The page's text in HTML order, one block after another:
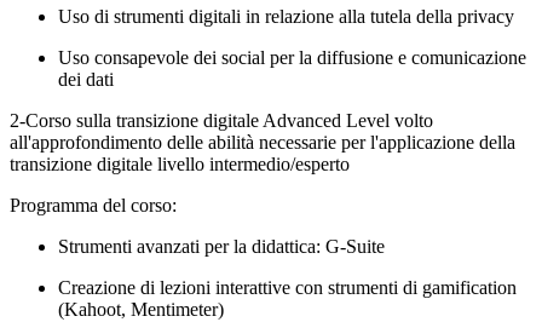
Uso di strumenti digitali in relazione alla tutela della privacy
Uso consapevole dei social per la diffusione e comunicazione
dei dati
2-Corso sulla transizione digitale Advanced Level volto
all'approfondimento delle abilità necessarie per l'applicazione della
transizione digitale livello intermedio/esperto
Programma del corso:
Strumenti avanzati per la didattica: G-Suite
Creazione di lezioni interattive con strumenti di gamification
(Kahoot, Mentimeter)